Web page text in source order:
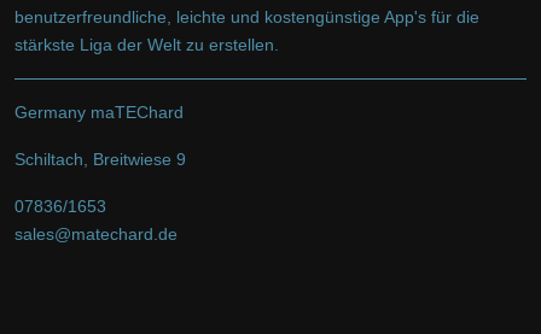
benutzerfreundliche, leichte und kostengünstige App's für die
stärkste Liga der Welt zu erstellen.
Germany maTEChard
Schiltach, Breitwiese 9
07836/1653
sales@matechard.de